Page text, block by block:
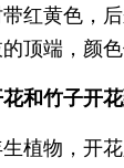
红黄色，
顶端，颜
竹子开花
物，开花